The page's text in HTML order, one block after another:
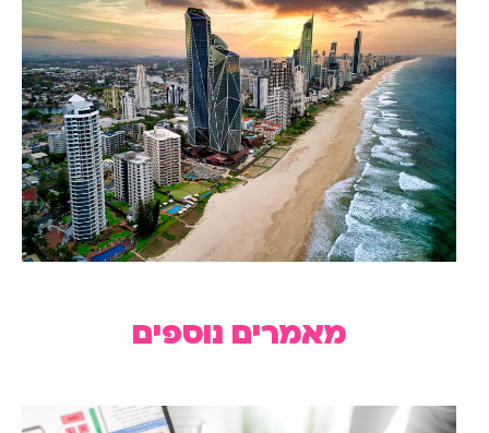
מאמרים נוספים